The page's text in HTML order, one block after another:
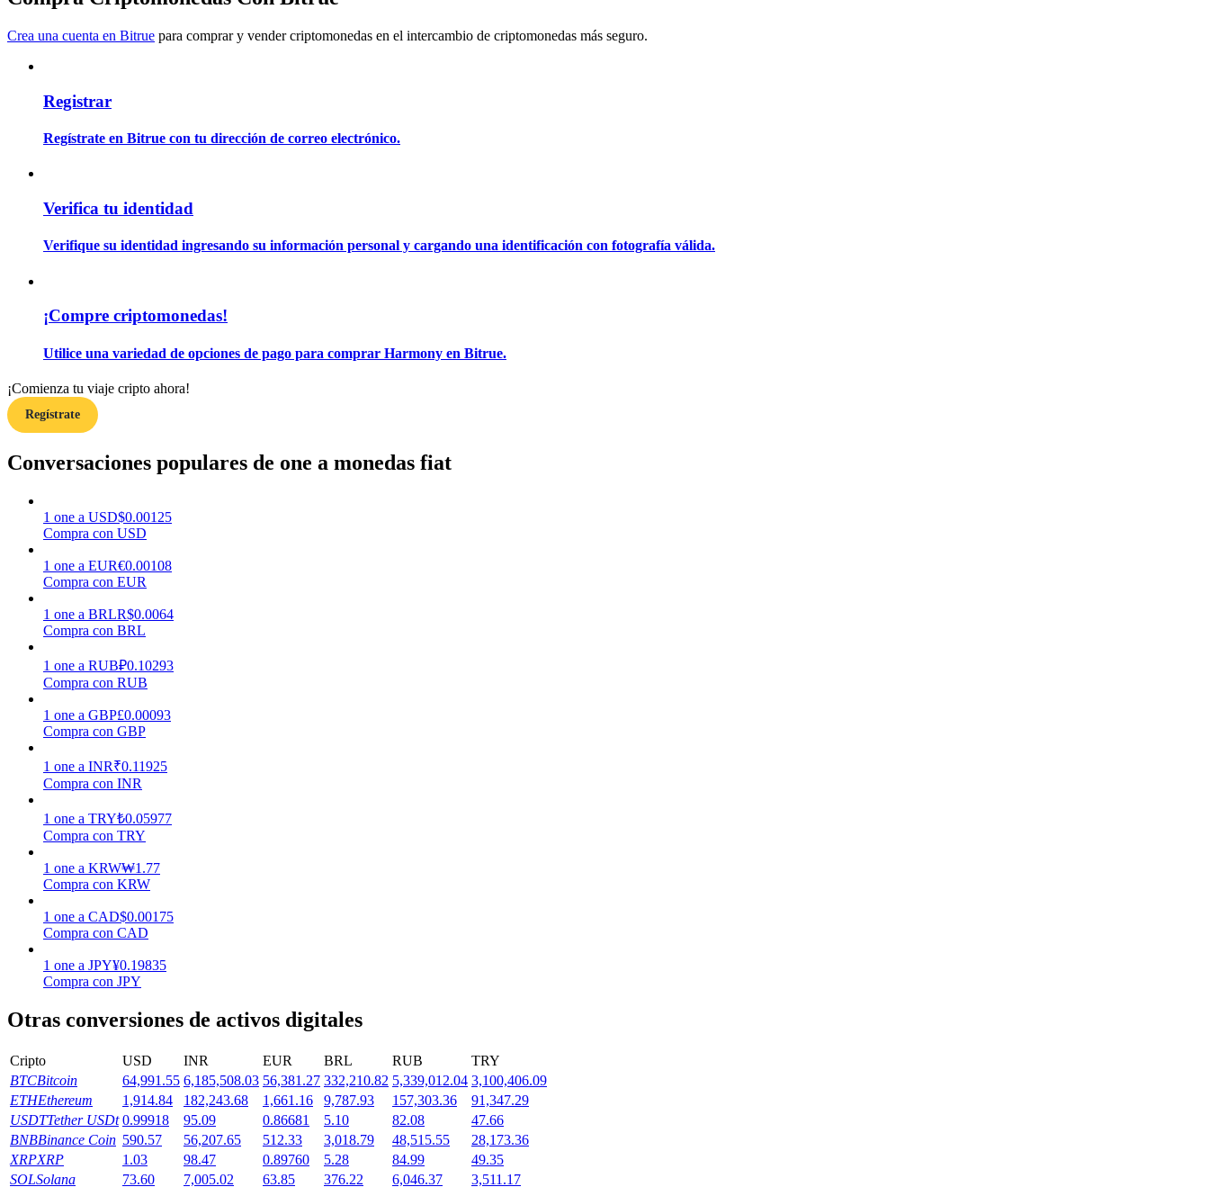
Información
Análisis de big data que incluye información comercial, etc.
Guía
Estrategias comerciales
Aprenda cómo mantenerse rentable
Crea una cuenta en Bitrue para comprar y vender criptomonedas en el intercambio de criptomonedas más seguro.
Registrar
Regístrate en Bitrue con tu dirección de correo electrónico.
Verifica tu identidad
Verifique su identidad ingresando su información personal y cargando una identificación con fotografía válida.
¡Compre criptomonedas!
Utilice una variedad de opciones de pago para comprar Harmony en Bitrue.
¡Comienza tu viaje cripto ahora!
Regístrate
Conversaciones populares de one a monedas fiat
1 one a USD$0.00125
Compra con USD
1 one a EUR€0.00108
Compra con EUR
1 one a BRLR$0.0064
Compra con BRL
1 one a RUB₽0.10293
Compra con RUB
1 one a GBP£0.00093
Compra con GBP
1 one a INR₹0.11925
Compra con INR
1 one a TRY₺0.05977
Compra con TRY
1 one a KRW₩1.77
Compra con KRW
1 one a CAD$0.00175
Compra con CAD
1 one a JPY¥0.19835
Compra con JPY
Otras conversiones de activos digitales
Cripto USD INR EUR BRL RUB
TRY
BTCBitcoin 64,991.55 6,185,508.03 56,381.27 332,210.82 5,339,012.04 3,100,406.09
ETHEthereum 1,914.84 182,243.68 1,661.16 9,787.93 157,303.36
91,347.29
USDTTether USDt 0.99918 95.09 0.86681 5.10 82.08
47.66
BNBBinance Coin 590.57 56,207.65 512.33 3,018.79 48,515.55
28,173.36
XRPXRP 1.03 98.47 0.89760 5.28 84.99
49.35
SOLSolana 73.60 7,005.02 63.85 376.22 6,046.37
3,511.17